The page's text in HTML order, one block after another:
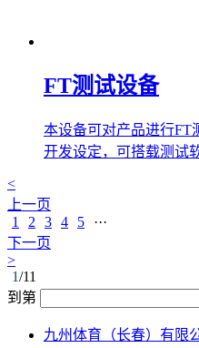
FT测试设备
本设备可对产品进行FT
开发设定，可搭载测试
<
上一页
1
2 3 4 5
···
下一页
>
1/11
到第
九州体育（长春）有限